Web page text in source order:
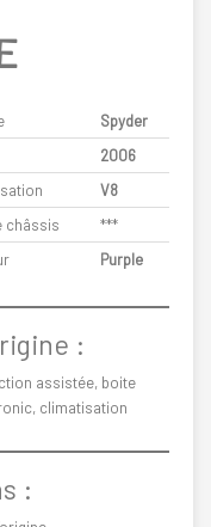
Spyder
2006
V8
châssis
***
Purple
:
assistée, boite
climatisation
: